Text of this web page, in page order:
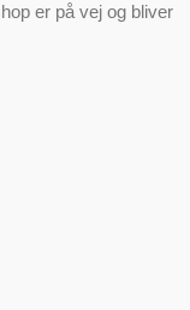
er på vej og bliver